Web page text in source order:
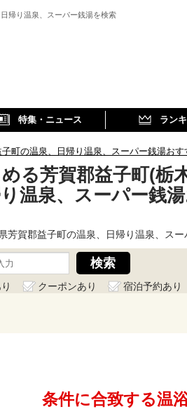
帰り温泉、スーパー銭湯を検索
特集・ニュース ラン
町の温泉、日帰り温泉、スーパー銭湯おす
る芳賀郡益子町(栃
温泉、スーパー銭
芳賀郡益子町の温泉、日帰り温泉、ス
クーポンあり 宿泊予約あり
条件に合致する温